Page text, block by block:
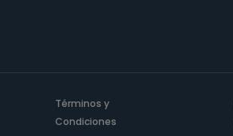
Términos y
Condiciones